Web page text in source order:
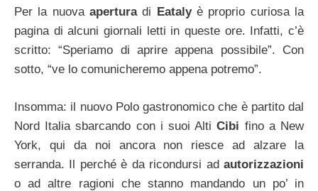
Per la nuova aperturadi Eatalyè proprio curiosa la
pagina di alcuni giornali letti in queste ore. Infatti, c’è
scritto: “Speriamo di aprire appena possibile”. Con
sotto, “ve lo comunicheremo appena potremo”.
Insomma: il nuovo Polo gastronomico che è partito dal
Nord Italia sbarcando con i suoi AltiCibi fino a New
York, qui da noi ancora non riesce ad alzare la
serranda. Il perché è da ricondursi ad autorizzazioni
o ad altre ragioni che stanno mandando un po’ in